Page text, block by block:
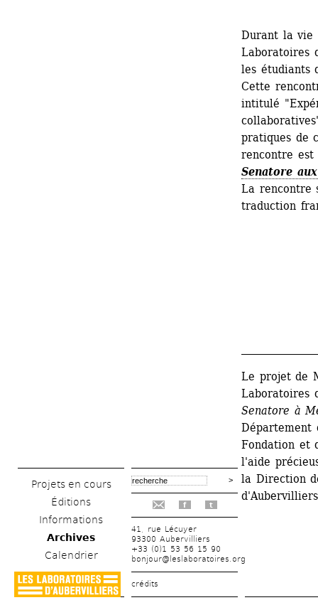
Projets en cours
Éditions
Informations
Archives
Calendrier
f t
41, rue Lécuyer
93300 Aubervilliers
+33 (0)1 53 56 15 90
bonjour@leslaboratoires.org
crédits
Durant la
Laboratoires
les étudiants
Cette
intitulé
pratiques de
rencontre
Senatore
La rencontre
traduction
Le projet de
Laboratoires
Senatore à
Département
Fondation et
l'aide
la Direction